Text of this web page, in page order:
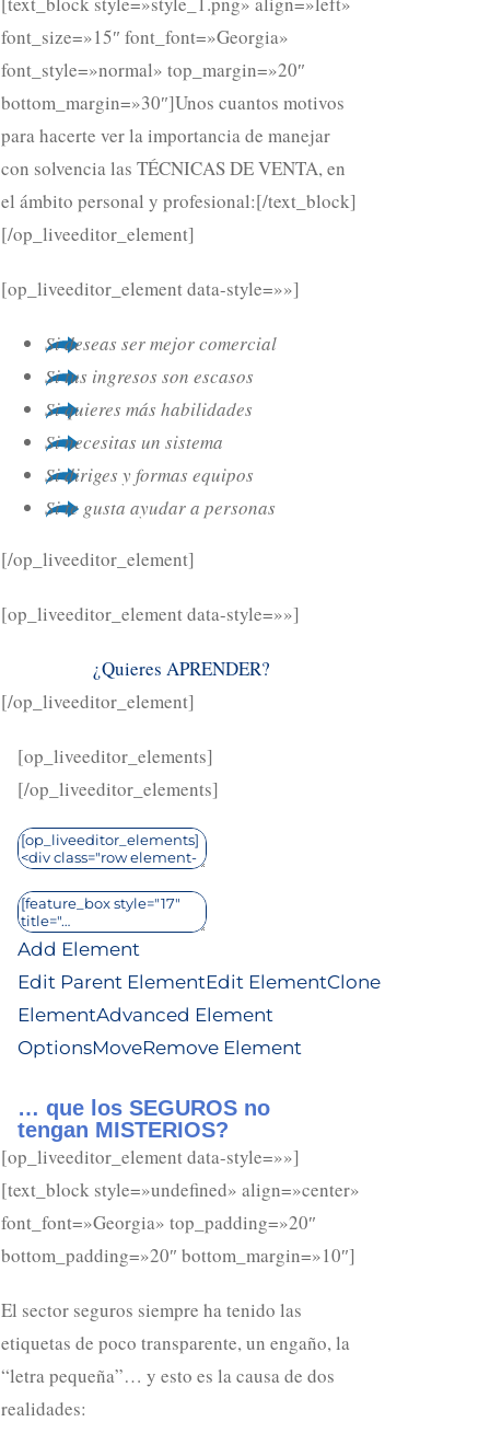
font_size=»15″ font_font=»Georgia»
font_style=»normal» top_margin=»20″
bottom_margin=»30″]Unos cuantos motivos
para hacerte ver la importancia de manejar
con solvencia las TÉCNICAS DE VENTA, en
el ámbito personal y profesional:[/text_block]
[/op_liveeditor_element]
[op_liveeditor_element data-style=»»]
Si deseas ser mejor comercial
Si tus ingresos son escasos
Si quieres más habilidades
Si necesitas un sistema
Si diriges y formas equipos
Si te gusta ayudar a personas
[/op_liveeditor_element]
[op_liveeditor_element data-style=»»]
¿Quieres APRENDER?
[/op_liveeditor_element]
[op_liveeditor_elements]
[/op_liveeditor_elements]
Add Element
Edit Parent ElementEdit ElementClone
ElementAdvanced Element
OptionsMoveRemove Element
… que los SEGUROS no
tengan MISTERIOS?
[op_liveeditor_element data-style=»»]
[text_block style=»undefined» align=»center»
font_font=»Georgia» top_padding=»20″
bottom_padding=»20″ bottom_margin=»10″]
El sector seguros siempre ha tenido las
etiquetas de poco transparente, un engaño, la
“letra pequeña”… y esto es la causa de dos
realidades: